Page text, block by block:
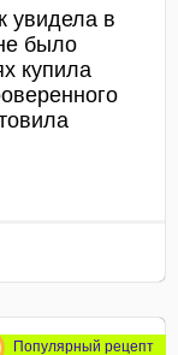
увидела в
было
купила
Популярный рецепт